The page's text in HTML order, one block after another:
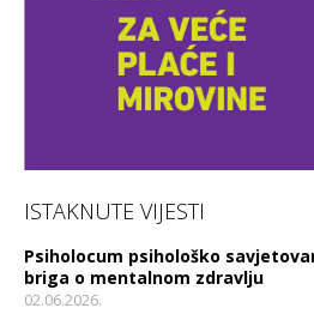
ISTAKNUTE VIJESTI
Psiholocum psihološko
briga o mentalnom zdravlju
02.06.2026.